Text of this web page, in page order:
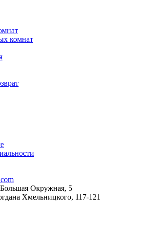
комнат
Окружная, 5
Хмельницкого, 117-121